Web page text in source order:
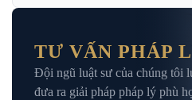
Giải Đáp – Tư Vấn
TƯ VẤN PHÁP
Đội ngũ luật sư của chúng tôi
đưa ra giải pháp pháp lý phù